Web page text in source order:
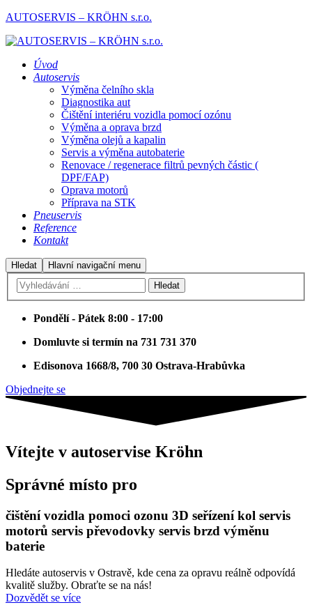
AUTOSERVIS – KRÖHN s.r.o.
Úvod
Autoservis
Výměna čelního skla
Diagnostika aut
Čištění interiéru vozidla pomocí ozónu
Výměna a oprava brzd
Výměna olejů a kapalin
Servis a výměna autobaterie
Renovace / regenerace filtrů pevných částic (
DPF/FAP)
Oprava motorů
Příprava na STK
Pneuservis
Reference
Kontakt
Hledat Hlavní navigační menu
Pondělí - Pátek 8:00 - 17:00
Domluvte si termín na 731 731 370
Edisonova 1668/8, 700 30 Ostrava-Hrabůvka
Objednejte se
Vítejte v autoservise Kröhn
Správné místo pro
čištění vozidla pomoci ozonu 3D seřízení kol servis
motorů servis převodovky servis brzd výměnu
baterie
Hledáte autoservis v Ostravě, kde cena za opravu reálně odpovídá
kvalitě služby. Obraťte se na nás!
Dozvědět se více